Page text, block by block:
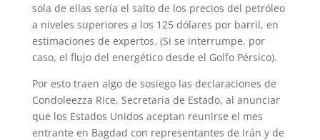
sola de ellas sería el salto de los precios del petróleo
a niveles superiores a los 125 dólares por barril, en
estimaciones de expertos. (Si se interrumpe, por
caso, el flujo del energético desde el Golfo Pérsico).
Por esto traen algo de sosiego las declaraciones de
Condoleezza Rice, Secretaria de Estado, al anunciar
que los Estados Unidos aceptan reunirse el mes
entrante en Bagdad con representantes de Irán y de